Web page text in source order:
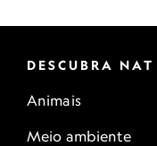
DESCUBRA NAT
Animais
Meio ambiente